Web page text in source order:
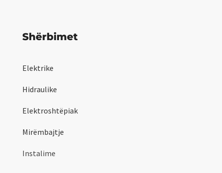
Shërbimet
Elektrike
Hidraulike
Elektroshtëpiak
Mirëmbajtje
Instalime